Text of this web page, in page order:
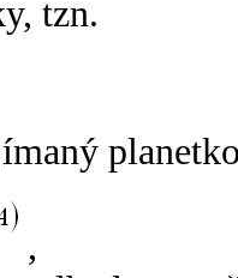
tzn.
,